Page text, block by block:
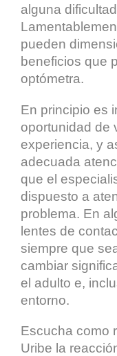
alguna
pueden
beneficios que
optómetra.
En principio es
oportunidad de
experiencia, y
adecuada
que el
dispuesto a
problema. En
lentes de
siempre que
cambiar
el adulto e,
entorno.
Escucha como
Uribe la